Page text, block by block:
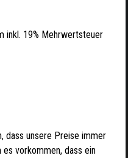
inkl. 19% Mehrwertsteuer
dass unsere Preise immer
es vorkommen, dass ein